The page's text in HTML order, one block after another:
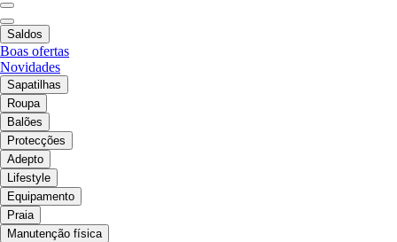
Saldos
Boas ofertas
Novidades
Sapatilhas
Roupa
Balões
Protecções
Adepto
Lifestyle
Equipamento
Praia
Manutenção física